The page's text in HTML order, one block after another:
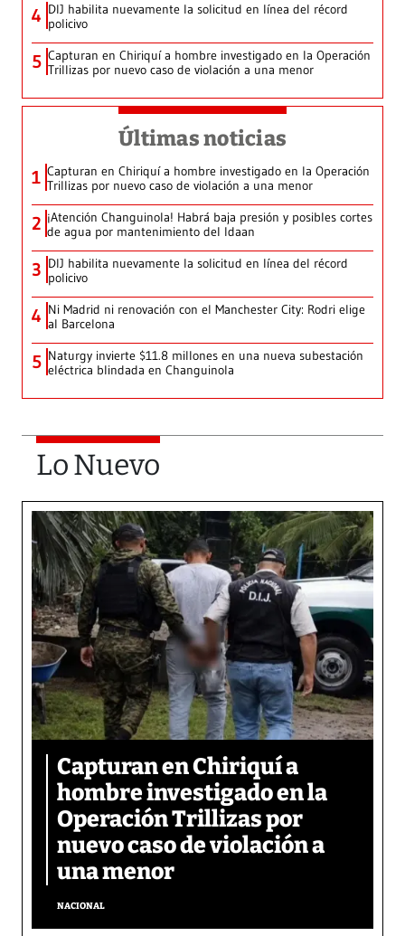
4 DIJ habilita nuevamente la solicitud en línea del récord
policivo
5 Capturan en Chiriquí a hombre investigado en la Operación
Trillizas por nuevo caso de violación a una menor
Últimas noticias
1 Capturan en Chiriquí a hombre investigado en la Operación
Trillizas por nuevo caso de violación a una menor
2 ¡Atención Changuinola! Habrá baja presión y posibles cortes
de agua por mantenimiento del Idaan
3 DIJ habilita nuevamente la solicitud en línea del récord
policivo
4 Ni Madrid ni renovación con el Manchester City: Rodri elige
al Barcelona
5 Naturgy invierte $11.8 millones en una nueva subestación
eléctrica blindada en Changuinola
Lo Nuevo
Capturan en Chiriquí a
hombre investigado en la
Operación Trillizas por
nuevo caso de violación a
una menor
NACIONAL